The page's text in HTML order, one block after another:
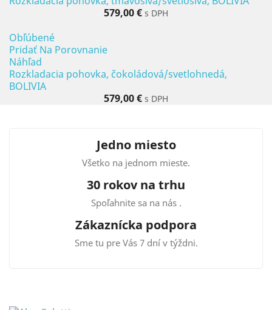
579,00 € s DPH
Obľúbené
Pridať Na Porovnanie
Náhľad
Rozkladacia pohovka, čokoládová/svetlohnedá,
BOLIVIA
579,00 € s DPH
Jedno miesto
Všetko na jednom mieste.
30 rokov na trhu
Spoľahnite sa na nás .
Zákaznícka podpora
Sme tu pre Vás 7 dní v týždni.